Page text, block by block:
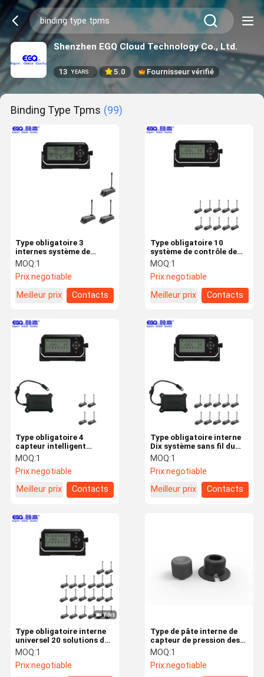
Shenzhen EGQ Cloud Technology Co., Ltd.
13 YEARS 5.0 Fournisseur vérifié
Binding Type Tpms (99)
Type obligatoire 3
internes système de
contrôle de 6 pressions
des pneus
MOQ:1
Prix:negotiable
Meilleur prix
Contacts
Type obligatoire 10
système de contrôle de
pression des pneus de
camion de rouleur
MOQ:1
Prix:negotiable
Meilleur prix
Contacts
Type obligatoire 4
capteur intelligent
d'avertissement à hautes
températures de Tpms de
pneu
MOQ:1
Prix:negotiable
Meilleur prix
Contacts
Type obligatoire interne
Dix système sans fil du
camion TPMS de pneu
MOQ:1
Prix:negotiable
Meilleur prix
Contacts
Type obligatoire interne
universel 20 solutions du
pneu TPMS
MOQ:1
Prix:negotiable
Type de pâte interne de
capteur de pression des
pneus universel Quad Tire
pour TPMS
MOQ:1
Prix:negotiable